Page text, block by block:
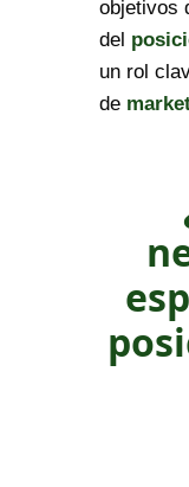
objetivos
del
un rol
de